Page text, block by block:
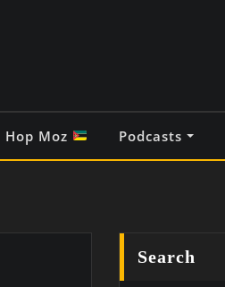
Hop Moz Podcasts
Search